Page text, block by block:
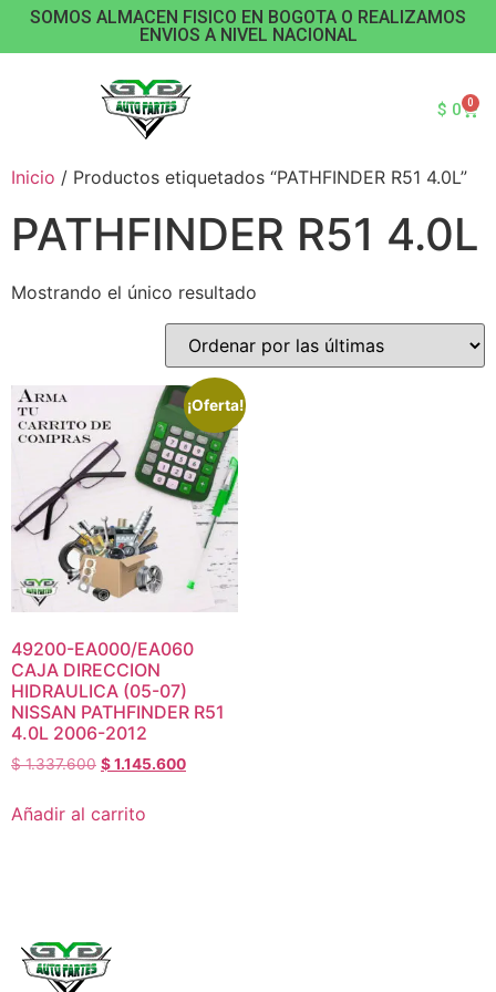
SOMOS ALMACEN FISICO EN BOGOTA O REALIZAMOS
ENVIOS A NIVEL NACIONAL
$ 0 0
Inicio / Productos etiquetados “PATHFINDER R51 4.0L”
PATHFINDER R51 4.0L
Mostrando el único resultado
¡Oferta!
49200-EA000/EA060
CAJA DIRECCION
HIDRAULICA (05-07)
NISSAN PATHFINDER R51
4.0L 2006-2012
$1.337.600 $1.145.600
Añadir al carrito